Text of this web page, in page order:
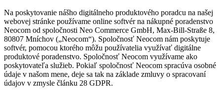
Na poskytovanie nášho digitálneho produktového poradcu na našej
webovej stránke používame online softvér na nákupné poradenstvo
Neocom od spoločnosti Neo Commerce GmbH, Max-Bill-Straße 8,
80807 Mníchov („Neocom“). Spoločnosť Neocom nám poskytuje
softvér, pomocou ktorého môžu používatelia využívať digitálne
produktové poradenstvo. Spoločnosť Neocom využívame ako
poskytovateľa služieb. Pokiaľ spoločnosť Neocom spracúva osobné
údaje v našom mene, deje sa tak na základe zmluvy o spracovaní
údajov v zmysle článku 28 GDPR.